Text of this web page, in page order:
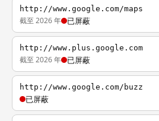
http://www.google.com/maps
截至 2026 年 已屏蔽
http://www.plus.google.com
截至 2026 年 已屏蔽
http://www.google.com/buzz
已屏蔽